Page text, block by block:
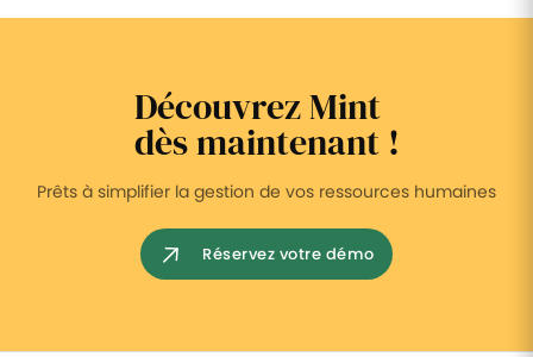
Découvrez Mint
dès maintenant !
Prêts à simplifier la gestion de vos ressources humaines
Réservez votre démo